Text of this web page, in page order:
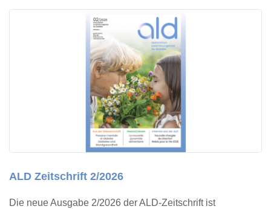
ALD Zeitschrift 2/2026
Die neue Ausgabe 2/2026 der ALD-Zeitschrift ist